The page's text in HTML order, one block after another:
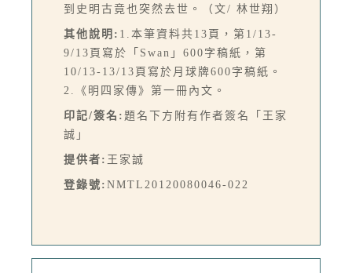
到史明古竟也突然去世。（文/ 林世翔）
其他說明: 1.本筆資料共13頁，第1/13-
9/13頁寫於「Swan」600字稿紙，第
10/13-13/13頁寫於月球牌600字稿紙。
2.《明四家傳》第一冊內文。
印記/簽名: 題名下方附有作者簽名「王家
誠」
提供者: 王家誠
登錄號: NMTL20120080046-022